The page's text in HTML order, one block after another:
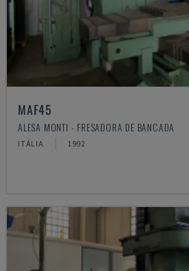
MAF45
ALESA MONTI - FRESADORA DE BANCADA
ITÁLIA 1992